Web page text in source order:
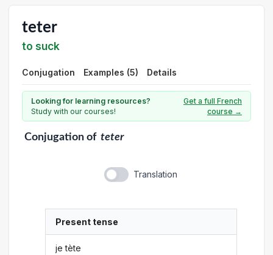
teter
to suck
Conjugation Examples (5) Details
Looking for learning resources?
Study with our courses!
Get a full French
course →
Conjugationof teter
Translation
Present tense
je tète